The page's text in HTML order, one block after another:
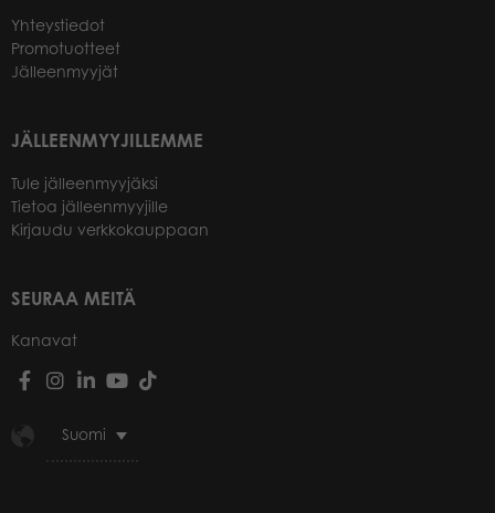
Yhteystiedot
Promotuotteet
Jälleenmyyjät
JÄLLEENMYYJILLEMME
Tule jälleenmyyjäksi
Tietoa jälleenmyyjille
Kirjaudu verkkokauppaan
SEURAA MEITÄ
Kanavat
Suomi